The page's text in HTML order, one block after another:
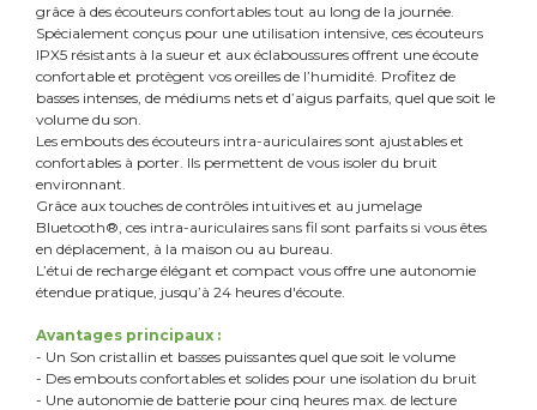
grâce à des écouteurs confortables tout au long de la journée.
Spécialement conçus pour une utilisation intensive, ces écouteurs
IPX5 résistants à la sueur et aux éclaboussures offrent une écoute
confortable et protègent vos oreilles de l’humidité. Profitez de
basses intenses, de médiums nets et d’aigus parfaits, quel que soit le
volume du son.
Les embouts des écouteurs intra-auriculaires sont ajustables et
confortables à porter. Ils permettent de vous isoler du bruit
environnant.
Grâce aux touches de contrôles intuitives et au jumelage
Bluetooth®, ces intra-auriculaires sans fil sont parfaits si vous êtes
en déplacement, à la maison ou au bureau.
L’étui de recharge élégant et compact vous offre une autonomie
étendue pratique, jusqu’à 24 heures d'écoute.
Avantages principaux :
- Un Son cristallin et basses puissantes quel que soit le volume
- Des embouts confortables et solides pour une isolation du bruit
- Une autonomie de batterie pour cinq heures max. de lecture